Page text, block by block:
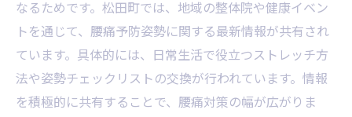
なるためです。松田町では、地域の整体院や健康イベン
トを通じて、腰痛予防姿勢に関する最新情報が共有され
ています。具体的には、日常生活で役立つストレッチ方
法や姿勢チェックリストの交換が行われています。情報
を積極的に共有することで、腰痛対策の幅が広がりま